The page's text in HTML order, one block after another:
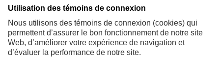
Utilisation des témoins de connexion
Nous utilisons des témoins de connexion (cookies) qui
permettent d’assurer le bon fonctionnement de notre site
Web, d’améliorer votre expérience de navigation et
d’évaluer la performance de notre site.
À propos Accessibilité Plan du site Consignes de sécurité